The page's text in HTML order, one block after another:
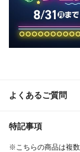
よくあるご質問
特記事項
※こちらの商品は複